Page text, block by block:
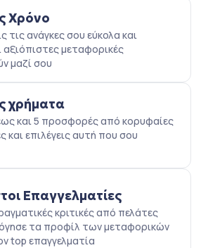
Χρόνο
τις ανάγκες σου εύκολα και
αξιόπιστες μεταφορικές
μαζί σου
χρήματα
και 5 προσφορές από κορυφαίες
και επιλέγεις αυτή που σου
Επαγγελματίες
κριτικές από πελάτες
τα προφίλ των μεταφορικών
top επαγγελματία